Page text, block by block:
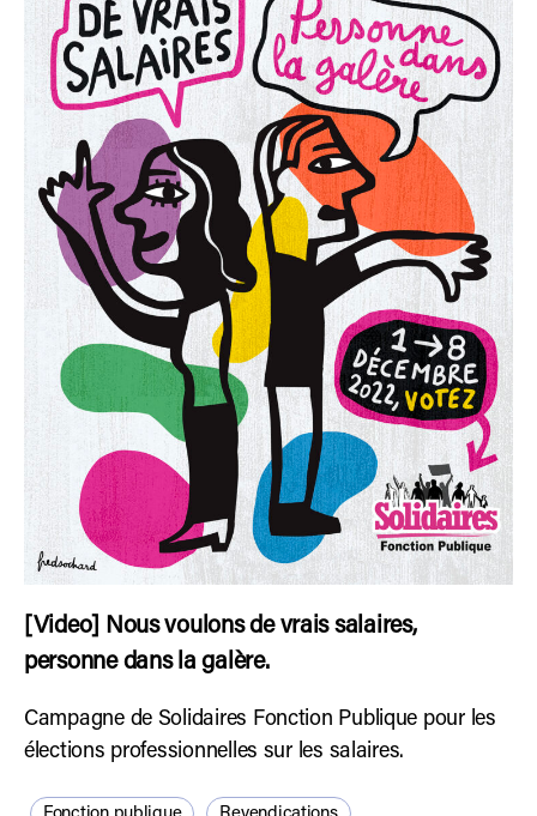
[Video] Nous voulons de vrais salaires,
personne dans la galère.
Campagne de Solidaires Fonction Publique pour les
élections professionnelles sur les salaires.